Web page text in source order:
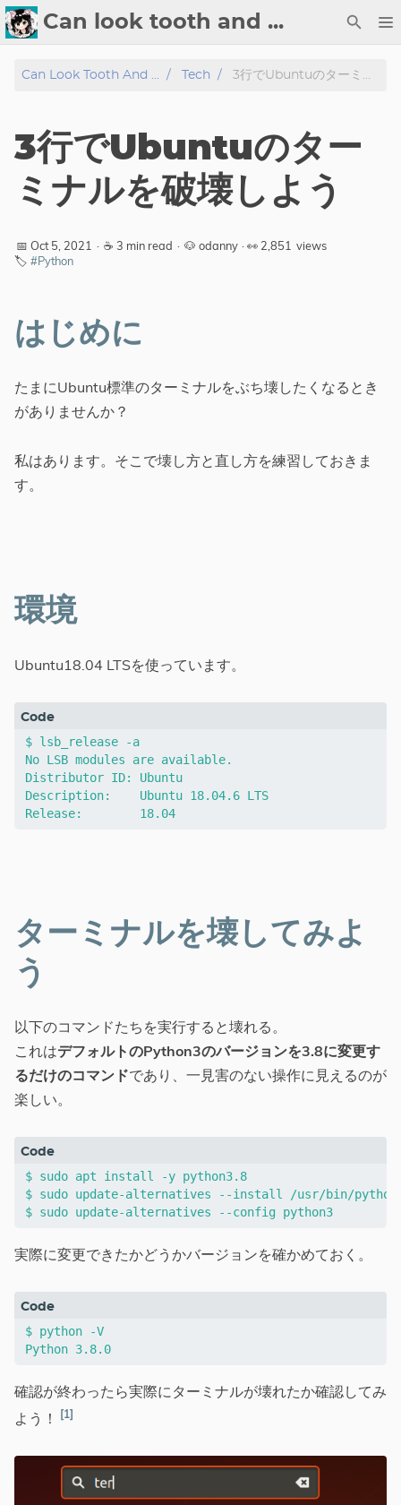
Can look tooth and ...
About
Blog
Gallery
Tags
Can Look Tooth And ... Tech 3行でUbuntuのターミナルを破壊しよう
3行でUbuntuのター
ミナルを破壊しよう
📅 Oct 5, 2021 · ☕ 3 min read · 🐶 odanny · 👀 2,851 views
🏷️ #Python
はじめに
たまにUbuntu標準のターミナルをぶち壊したくなるとき
がありませんか？
私はあります。そこで壊し方と直し方を練習しておきま
す。
環境
Ubuntu18.04 LTSを使っています。
$ lsb_release -a
No LSB modules are available.
Distributor ID:	Ubuntu
Description:	Ubuntu 18.04.6 LTS
ターミナルを壊してみよ
う
以下のコマンドたちを実行すると壊れる。
これはデフォルトのPython3のバージョンを3.8に変更す
るだけのコマンドであり、一見害のない操作に見えるのが
楽しい。
$ sudo apt install -y python3.8
$ sudo update-alternatives --install /usr/bin/
実際に変更できたかどうかバージョンを確かめておく。
$ python -V
確認が終わったら実際にターミナルが壊れたか確認してみ
よう！
1